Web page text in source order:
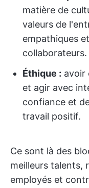
matière de
valeurs de
empathiques
collaborateurs.
Éthique : avoir
et agir avec
confiance et
travail positif.
Ce sont là des
meilleurs talents,
employés et